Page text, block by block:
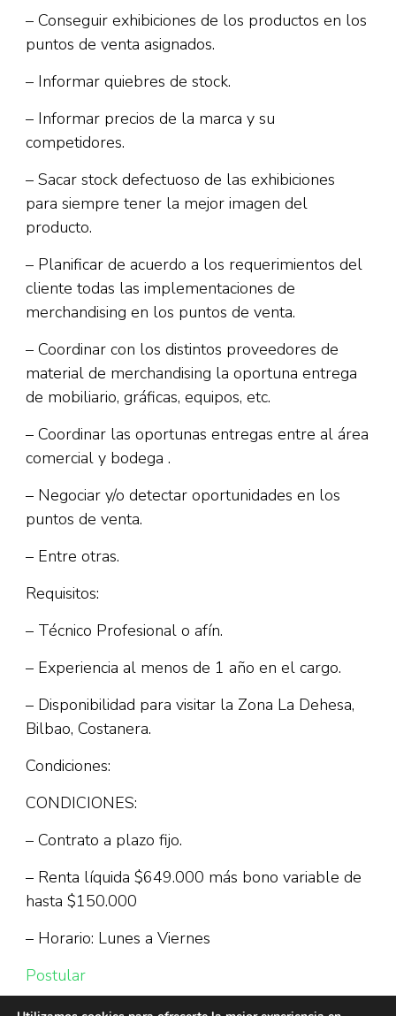
– Conseguir exhibiciones de los productos en los
puntos de venta asignados.
– Informar quiebres de stock.
– Informar precios de la marca y su
competidores.
– Sacar stock defectuoso de las exhibiciones
para siempre tener la mejor imagen del
producto.
– Planificar de acuerdo a los requerimientos del
cliente todas las implementaciones de
merchandising en los puntos de venta.
– Coordinar con los distintos proveedores de
material de merchandising la oportuna entrega
de mobiliario, gráficas, equipos, etc.
– Coordinar las oportunas entregas entre al área
comercial y bodega .
– Negociar y/o detectar oportunidades en los
puntos de venta.
– Entre otras.
Requisitos:
– Técnico Profesional o afín.
– Experiencia al menos de 1 año en el cargo.
– Disponibilidad para visitar la Zona La Dehesa,
Bilbao, Costanera.
Condiciones:
CONDICIONES:
– Contrato a plazo fijo.
– Renta líquida $649.000 más bono variable de
hasta $150.000
– Horario: Lunes a Viernes
Postular